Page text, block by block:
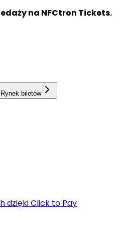
na NFCtron Tickets.
Rynek biletów
dzięki Click to Pay